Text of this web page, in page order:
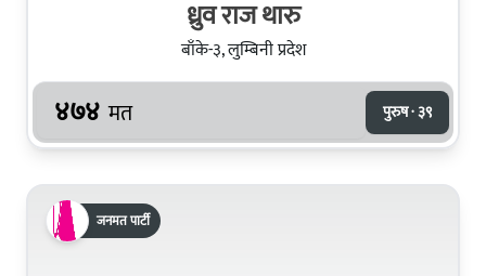
ध्रुव राज थारु
बाँके-३, लुम्बिनी प्रदेश
४७४ मत पुरुष · ३९
जनमत पार्टी